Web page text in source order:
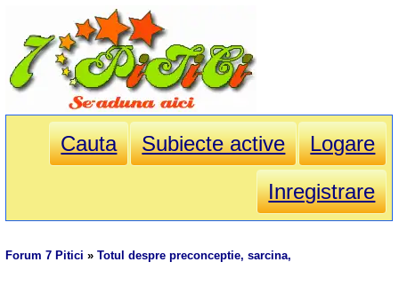
Cauta Subiecte active
Logare
Inregistrare
Forum 7 Pitici »Totul despre preconceptie, sarcina,